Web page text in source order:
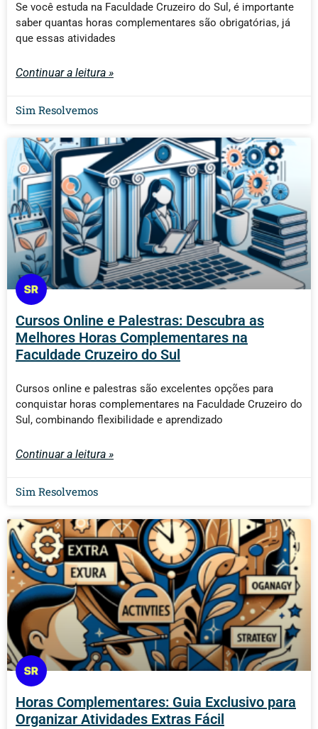
Se você estuda na Faculdade Cruzeiro do Sul, é importante
saber quantas horas complementares são obrigatórias, já
que essas atividades
Continuar a leitura »
Sim Resolvemos
Cursos Online e Palestras: Descubra as
Melhores Horas Complementares na
Faculdade Cruzeiro do Sul
Cursos online e palestras são excelentes opções para
conquistar horas complementares na Faculdade Cruzeiro do
Sul, combinando flexibilidade e aprendizado
Continuar a leitura »
Sim Resolvemos
Horas Complementares: Guia Exclusivo para
Organizar Atividades Extras Fácil